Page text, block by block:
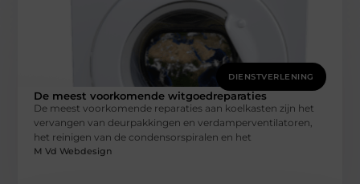
DIENSTVERLENING
De meest voorkomende witgoedreparaties
De meest voorkomende reparaties aan koelkasten zijn het
vervangen van deurpakkingen en verdamperventilatoren,
het reinigen van de condensorspiralen en het
M Vd Webdesign